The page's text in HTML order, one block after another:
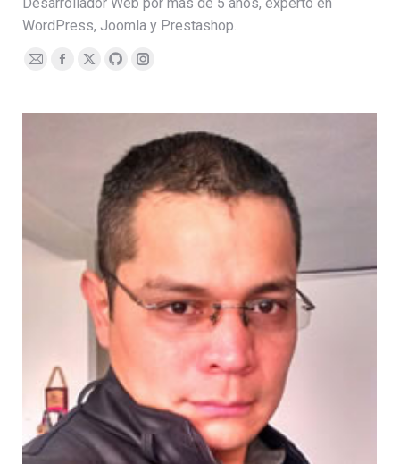
WordPress, Joomla y Prestashop.
E-
Facebook
X GithubInstagram